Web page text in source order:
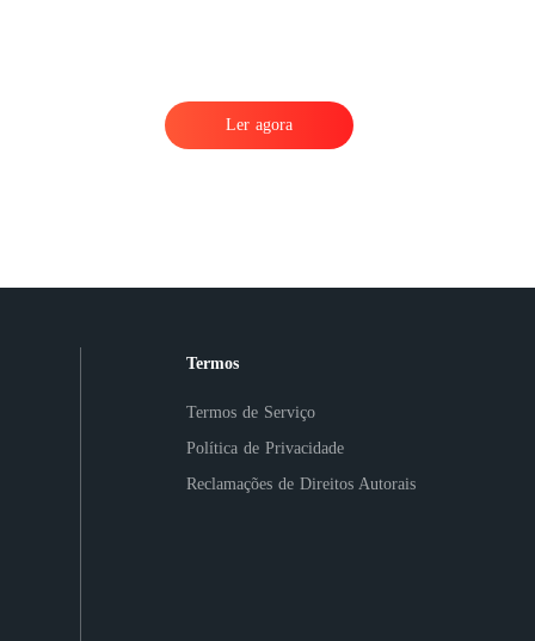
Ler agora
Termos
Termos de Serviço
Política de Privacidade
Reclamações de Direitos Autorais